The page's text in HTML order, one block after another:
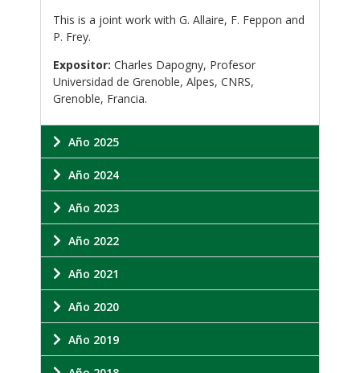
This is a joint work with G. Allaire, F. Feppon and
P. Frey.
Expositor: Charles Dapogny, Profesor
Universidad de Grenoble, Alpes, CNRS,
Grenoble, Francia.
Año 2025
Año 2024
Año 2023
Año 2022
Año 2021
Año 2020
Año 2019